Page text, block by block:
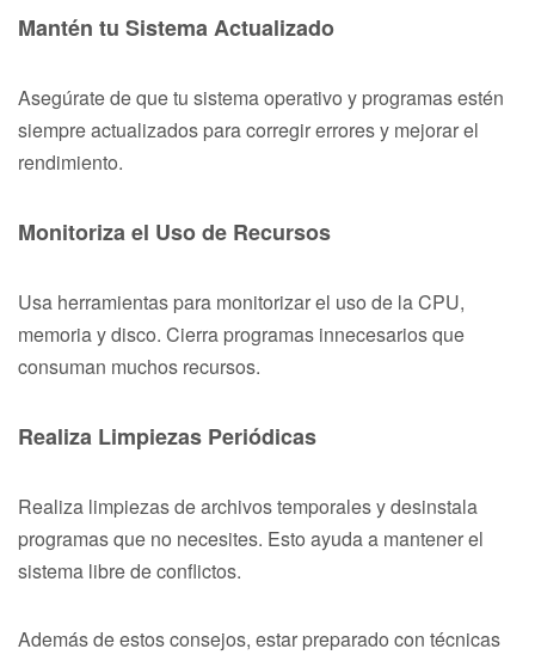
Mantén tu Sistema Actualizado
Asegúrate de que tu sistema operativo y programas estén
siempre actualizados para corregir errores y mejorar el
rendimiento.
Monitoriza el Uso de Recursos
Usa herramientas para monitorizar el uso de la CPU,
memoria y disco. Cierra programas innecesarios que
consuman muchos recursos.
Realiza Limpiezas Periódicas
Realiza limpiezas de archivos temporales y desinstala
programas que no necesites. Esto ayuda a mantener el
sistema libre de conflictos.
Además de estos consejos, estar preparado con técnicas